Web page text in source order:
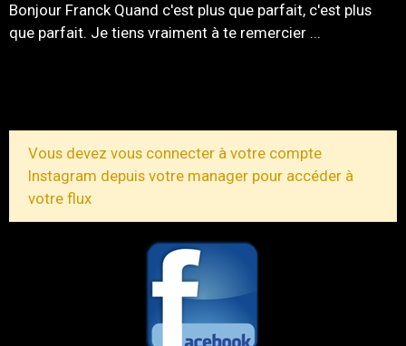
Bonjour Franck Quand c'est plus que parfait, c'est plus
que parfait. Je tiens vraiment à te remercier ...
Vous devez vous connecter à votre compte
Instagram depuis votre manager pour accéder à
votre flux